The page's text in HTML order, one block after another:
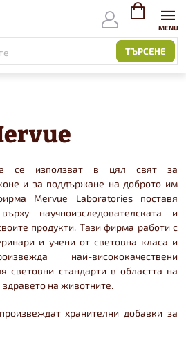
ТЪРСЕНЕ
ВИЖ
се използват в цял свят за
и за поддържане на доброто им
Mervue Laboratories поставя
научноизследователската и
продукти. Тази фирма работи с
и учени от световна класа и
най-висококачествени
световни стандарти в областта на
на животните.
хранителни добавки за